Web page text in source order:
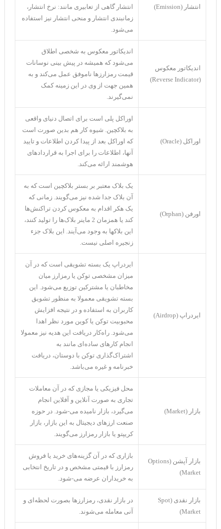
انتشار (Emission)
انتشار گاهی از تعابیری مانند: نرخ انتشار،
زمانبندی انتشار و منحی انتشار نیز استفاده
می‌شود.
اندیکاتور معکوس
(Reverse Indicator)
اندیکاتور معکوس به شخصی اطلاق
می‌شود که همیشه در پیش بینی نوسانات
قیمت رمزارز‌ها ناموفق عمل می‌کند و به
همین جهت از وی در این زمینه کمک
نمی‌گیرند.
اوراکل (Oracle)
اوراکل پلی است برای اتصال دنیای واقعی
به بلاکچین. شیوه کار هم بدین صورت است
که اوراکل بعد از پیدا کردن اطلاعات و تایید
آنها، اطلاعات را برای اجرا به قرارداد‌های
هوشمند ارائه می‌کند.
اورفن (Orphan)
یک بلاک معتبر بر بستر بلاکچین است که به
آن بلاک جدا شده نیز می‌گویند. زمانی که
یک هکر اقدام به معکوس کردن تراکنش‌‌ها
کند یا همزمان 2 ماینر بلاک‌ها را تولید کنند،
این بلاکها به وجود می‌آیند. این بلاک جزء
زنجیره اصلی نیست.
ایردراپ (Airdrop)
ایردراپ یک بسته تشویقی است که در آن
میزان مشخصی توکن یا رمزارز میان
مخاطبان یا مشترکین توزیع می‌شود. این
بسته تشویقی معمولا به منظور تشویق
کاربران به استفاده و در نتیجه افزایش
محبوبیت توکن یا کوین مورد نظر اهدا
می‌شود. راه‌کار دریافت این هدیه نیز معمولا
انجام کار‌های ساده‌ای مانند به
اشتراک‌گذاری توکن با دوستان، دریافت
خبرنامه و غیره می‌باشد.
بازار (Market)
محل فیزیکی یا مجازی که در آن معاملات
تجاری به صورت آنلاین و آفلاین انجام
می‌گیرد، بازار نامیده می-شود. در حوزه
صنعت ارز‌های دیجیتال به این بازار، بازار
کریپتو یا بازار رمزارز می‌گویند.
بازار آپشن (Options
Market)
بازاری که در آن گزینه‌های خرید یا فروش
رمزارز با قیمتی مشخص و در تاریخ انتخابی
به خریداران عرضه می-شود.
بازار نقدی (Spot
Market)
در بازار نقدی، رمزارز‌ها بصورت لحظه‌ای و
آنی معامله می‌شوند.